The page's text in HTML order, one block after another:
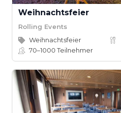
Weihnachtsfeier
Rolling Events
Weihnachtsfeier
70–1000Teilnehmer